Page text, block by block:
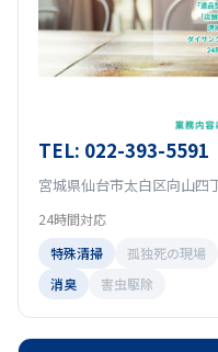
TEL: 022-393-5591
宮城県仙台市太白区向山四
24時間対応
特殊清掃
孤独死の現場
消臭
害虫駆除